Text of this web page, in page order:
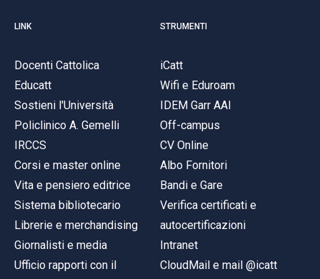
LINK
Docenti Cattolica
Educatt
Sostieni l'Università
Policlinico A. Gemelli
IRCCS
Corsi e master online
Vita e pensiero editrice
Sistema bibliotecario
Librerie e merchandising
Giornalisti e media
Ufficio rapporti con il
STRUMENTI
iCatt
Wifi e Eduroam
IDEM Garr AAI
Off-campus
CV Online
Albo Fornitori
Bandi e Gare
Verifica certificati e
autocertificazioni
Intranet
CloudMail e mail @icatt